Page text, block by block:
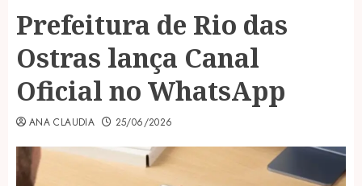
Prefeitura de Rio das
Ostras lança Canal
Oficial no WhatsApp
ANA CLAUDIA 25/06/2026